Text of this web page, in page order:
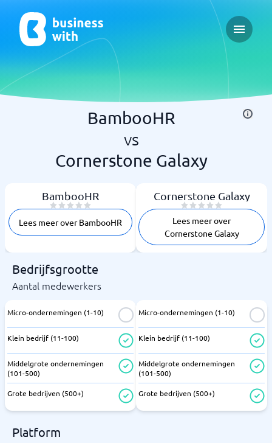
Open
BambooHR
vs
Cornerstone Galaxy
BambooHR
Lees meer over BambooHR
Cornerstone Galaxy
Lees meer over
Cornerstone Galaxy
Bedrijfsgrootte
Aantal medewerkers
Micro-ondernemingen (1-10)
Klein bedrijf (11-100)
Middelgrote ondernemingen
(101-500)
Grote bedrijven (500+)
Micro-ondernemingen (1-10)
Klein bedrijf (11-100)
Middelgrote ondernemingen
(101-500)
Grote bedrijven (500+)
Platform